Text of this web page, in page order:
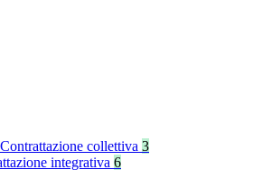
Contrattazione collettiva 3
integrativa 6